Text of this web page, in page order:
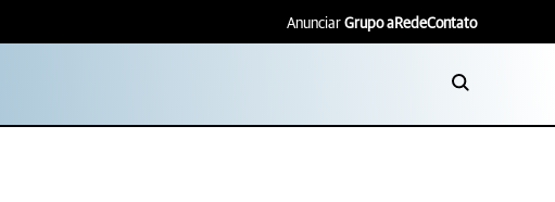
Anunciar Grupo aRedeContato